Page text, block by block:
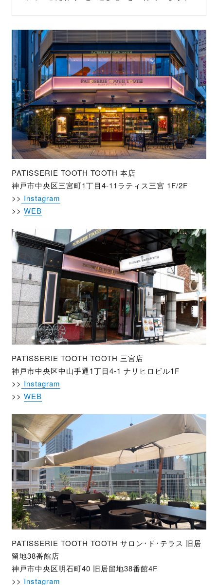
PATISSERIE TOOTH TOOTH 本店
神戸市中央区三宮町1丁目4-11ラティス三宮 1F/2F
>> Instagram
>> WEB
PATISSERIE TOOTH TOOTH 三宮店
神戸市中央区中山手通1丁目4-1 ナリヒロビル1F
>> Instagram
>> WEB
PATISSERIE TOOTH TOOTH サロン･ド･テラス 旧居
留地38番館店
神戸市中央区明石町40 旧居留地38番館4F
>> Instagram